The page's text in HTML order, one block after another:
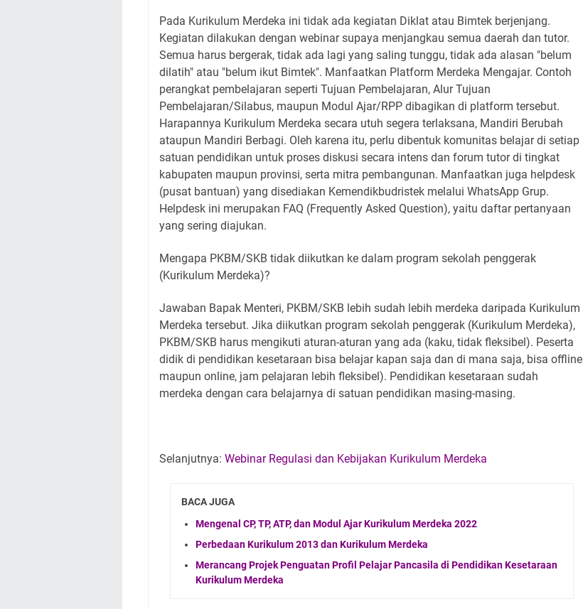
Pada Kurikulum Merdeka ini tidak ada kegiatan Diklat atau Bimtek berjenjang.
Kegiatan dilakukan dengan webinar supaya menjangkau semua daerah dan tutor.
Semua harus bergerak, tidak ada lagi yang saling tunggu, tidak ada alasan "belum
dilatih" atau "belum ikut Bimtek". Manfaatkan Platform Merdeka Mengajar. Contoh
perangkat pembelajaran seperti Tujuan Pembelajaran, Alur Tujuan
Pembelajaran/Silabus, maupun Modul Ajar/RPP dibagikan di platform tersebut.
Harapannya Kurikulum Merdeka secara utuh segera terlaksana, Mandiri Berubah
ataupun Mandiri Berbagi. Oleh karena itu, perlu dibentuk komunitas belajar di setiap
satuan pendidikan untuk proses diskusi secara intens dan forum tutor di tingkat
kabupaten maupun provinsi, serta mitra pembangunan. Manfaatkan juga helpdesk
(pusat bantuan) yang disediakan Kemendikbudristek melalui WhatsApp Grup.
Helpdesk ini merupakan FAQ (Frequently Asked Question), yaitu daftar pertanyaan
yang sering diajukan.
Mengapa PKBM/SKB tidak diikutkan ke dalam program sekolah penggerak
(Kurikulum Merdeka)?
Jawaban Bapak Menteri, PKBM/SKB lebih sudah lebih merdeka daripada Kurikulum
Merdeka tersebut. Jika diikutkan program sekolah penggerak (Kurikulum Merdeka),
PKBM/SKB harus mengikuti aturan-aturan yang ada (kaku, tidak fleksibel). Peserta
didik di pendidikan kesetaraan bisa belajar kapan saja dan di mana saja, bisa offline
maupun online, jam pelajaran lebih fleksibel). Pendidikan kesetaraan sudah
merdeka dengan cara belajarnya di satuan pendidikan masing-masing.
Selanjutnya: Webinar Regulasi dan Kebijakan Kurikulum Merdeka
BACA JUGA
Mengenal CP, TP, ATP, dan Modul Ajar Kurikulum Merdeka 2022
Perbedaan Kurikulum 2013 dan Kurikulum Merdeka
Merancang Projek Penguatan Profil Pelajar Pancasila di Pendidikan Kesetaraan
Kurikulum Merdeka